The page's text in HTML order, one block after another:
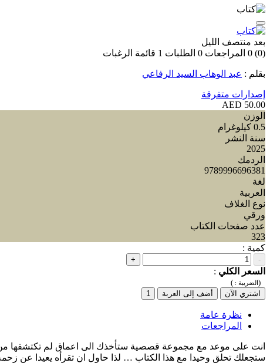
بعد منتصف الليل
(0)
0 المراجعات 0 الطلبات 1 قائمة الرغبات
بقلم : عبد الوهاب السيد الرفاعي
إصدارات متفرقة
50.00 AED
الوزن
0.5 كيلوغرام
سنة النشر
2025
الردمك
9789996696381
لغة
العربية
نوع الغلاف
ورقي
عدد صفحات الكتاب
323
كمية :
-
+
السعر الكلي :
(الضريبة : )
اشتري الآن
أضف إلى العربة 1
نظرة عامة
المراجعات
انت على موعد مع مجموعة قصصية ستأخذك الى اعماق لم تكتشفها
ستجعلك تحلق وحيدا مع هذا الكتاب … لذا حاول ان تقرأه يعيدا عن